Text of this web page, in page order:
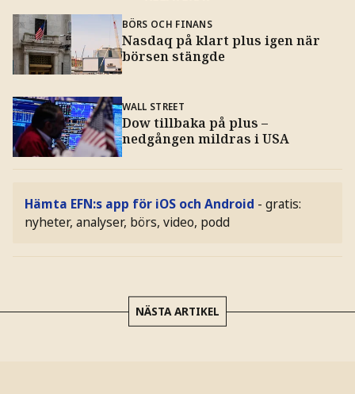
BÖRS OCH FINANS
Nasdaq på klart plus igen när
börsen stängde
WALL STREET
Dow tillbaka på plus –
nedgången mildras i USA
Hämta EFN:s app för iOS och Android - gratis:
nyheter, analyser, börs, video, podd
NÄSTA ARTIKEL